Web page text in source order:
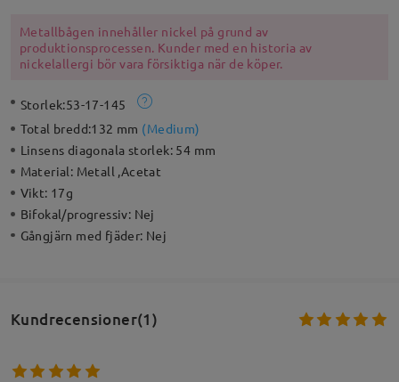
Metallbågen innehåller nickel på grund av
produktionsprocessen. Kunder med en historia av
nickelallergi bör vara försiktiga när de köper.
Storlek:53-17-145
Total bredd:132 mm (Medium)
Linsens diagonala storlek: 54 mm
Material: Metall ,Acetat
Vikt: 17g
Bifokal/progressiv: Nej
Gångjärn med fjäder: Nej
Kundrecensioner(1)